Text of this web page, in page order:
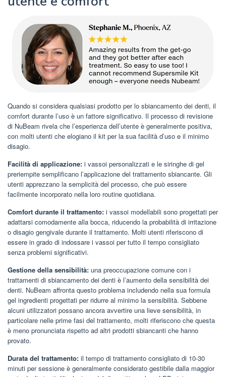
Quando si considera qualsiasi prodotto per lo sbiancamento dei denti, il
comfort durante l’uso è un fattore significativo. Il processo di revisione
di NuBeam rivela che l’esperienza dell’utente è generalmente positiva,
con molti utenti che elogiano il kit per la sua facilità d’uso e il minimo
disagio.
Facilità di applicazione: i vassoi personalizzati e le siringhe di gel
preriempite semplificano l’applicazione del trattamento sbiancante. Gli
utenti apprezzano la semplicità del processo, che può essere
facilmente incorporato nella loro routine quotidiana.
Comfort durante il trattamento: i vassoi modellabili sono progettati per
adattarsi comodamente alla bocca, riducendo la probabilità di irritazione
o disagio gengivale durante il trattamento. Molti utenti riferiscono di
essere in grado di indossare i vassoi per tutto il tempo consigliato
senza problemi significativi.
Gestione della sensibilità: una preoccupazione comune con i
trattamenti di sbiancamento dei denti è l’aumento della sensibilità dei
denti. NuBeam affronta questo problema includendo nella sua formula
gel ingredienti progettati per ridurre al minimo la sensibilità. Sebbene
alcuni utilizzatori possano ancora avvertire una lieve sensibilità, in
particolare nelle prime fasi del trattamento, molti riferiscono che questa
è meno pronunciata rispetto ad altri prodotti sbiancanti che hanno
provato.
Durata del trattamento: il tempo di trattamento consigliato di 10-30
minuti per sessione è generalmente considerato gestibile dalla maggior